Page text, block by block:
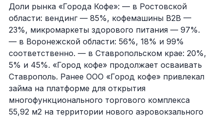
Доли рынка «Города Кофе»: — в Ростовской
области: вендинг — 85%, кофемашины B2B —
23%, микромаркеты здорового питания — 97%.
— в Воронежской области: 56%, 18% и 99%
соответственно. — в Ставропольском крае: 20%,
5% и 45%. «Город кофе» продолжает осваивать
Ставрополь. Ранее ООО «Город кофе» привлекал
займа на платформе для открытия
многофункционального торгового комплекса
55,92 м2 на территории нового аэровокзального